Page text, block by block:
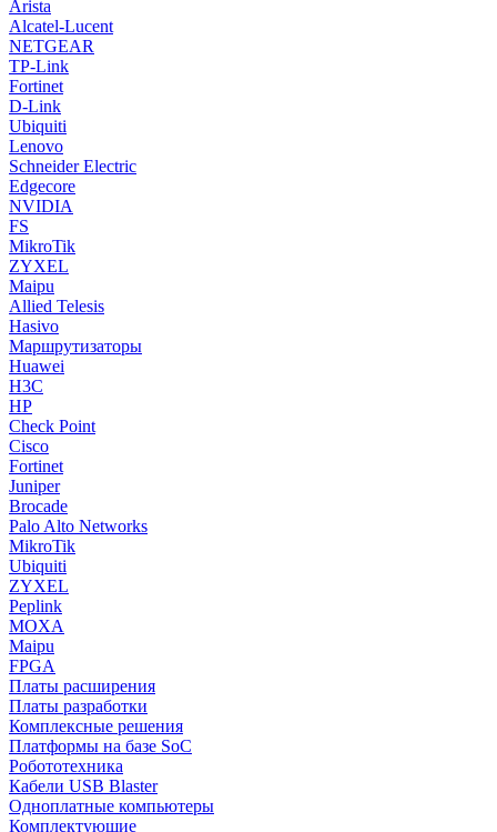
Arista
Alcatel-Lucent
NETGEAR
TP-Link
Fortinet
D-Link
Ubiquiti
Lenovo
Schneider Electric
Edgecore
NVIDIA
FS
MikroTik
ZYXEL
Maipu
Allied Telesis
Hasivo
Маршрутизаторы
Huawei
H3C
HP
Check Point
Cisco
Fortinet
Juniper
Brocade
Palo Alto Networks
MikroTik
Ubiquiti
ZYXEL
Peplink
MOXA
Maipu
FPGA
Платы расширения
Платы разработки
Комплексные решения
Платформы на базе SoC
Робототехника
Кабели USB Blaster
Одноплатные компьютеры
Комплектующие